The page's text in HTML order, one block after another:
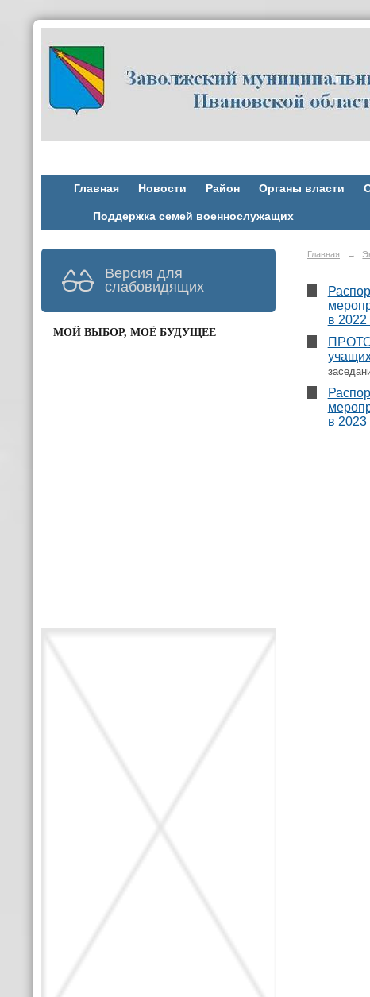
Главная Новости Район Органы власти
Поддержка семей военнослужащих
Версия для
слабовидящих
МОЙ ВЫБОР, МОЁ БУДУЩЕЕ
Главная →
в 2022
в 2023